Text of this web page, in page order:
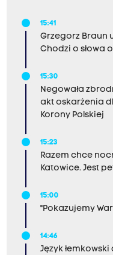
15:41
Grzegorz Braun
Chodzi o słowa
15:30
Negowała
akt oskarżenia
Korony Polskiej
15:23
Razem chce
Katowice. Jest
15:00
"Pokazujemy
14:46
Język